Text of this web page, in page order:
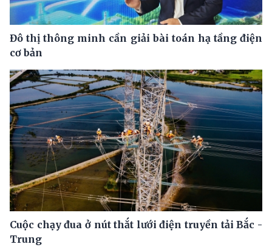
Đô thị thông minh cần giải bài toán hạ tầng điện
cơ bản
Cuộc chạy đua ở nút thắt lưới điện truyền tải Bắc -
Trung